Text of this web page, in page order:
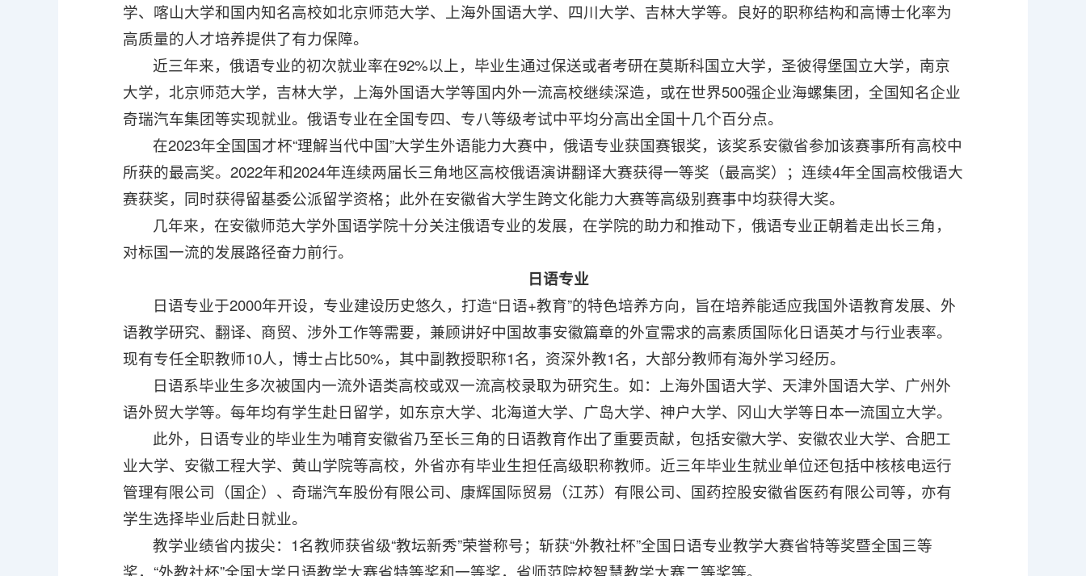
学、喀山大学和国内知名高校如北京师范大学、上海外国语大学、四川大学、吉林大学等。良好的职称结构和高博士化率为
高质量的人才培养提供了有力保障。
近三年来，俄语专业的初次就业率在92%以上，毕业生通过保送或者考研在莫斯科国立大学，圣彼得堡国立大学，南京
大学，北京师范大学，吉林大学，上海外国语大学等国内外一流高校继续深造，或在世界500强企业海螺集团，全国知名企业
奇瑞汽车集团等实现就业。俄语专业在全国专四、专八等级考试中平均分高出全国十几个百分点。
在2023年全国国才杯“理解当代中国”大学生外语能力大赛中，俄语专业获国赛银奖，该奖系安徽省参加该赛事所有高校中
所获的最高奖。2022年和2024年连续两届长三角地区高校俄语演讲翻译大赛获得一等奖（最高奖）；连续4年全国高校俄语大
赛获奖，同时获得留基委公派留学资格；此外在安徽省大学生跨文化能力大赛等高级别赛事中均获得大奖。
几年来，在安徽师范大学外国语学院十分关注俄语专业的发展，在学院的助力和推动下，俄语专业正朝着走出长三角，
对标国一流的发展路径奋力前行。
日语专业
日语专业于2000年开设，专业建设历史悠久，打造“日语+教育”的特色培养方向，旨在培养能适应我国外语教育发展、外
语教学研究、翻译、商贸、涉外工作等需要，兼顾讲好中国故事安徽篇章的外宣需求的高素质国际化日语英才与行业表率。
现有专任全职教师10人，博士占比50%，其中副教授职称1名，资深外教1名，大部分教师有海外学习经历。
日语系毕业生多次被国内一流外语类高校或双一流高校录取为研究生。如：上海外国语大学、天津外国语大学、广州外
语外贸大学等。每年均有学生赴日留学，如东京大学、北海道大学、广岛大学、神户大学、冈山大学等日本一流国立大学。
此外，日语专业的毕业生为哺育安徽省乃至长三角的日语教育作出了重要贡献，包括安徽大学、安徽农业大学、合肥工
业大学、安徽工程大学、黄山学院等高校，外省亦有毕业生担任高级职称教师。近三年毕业生就业单位还包括中核核电运行
管理有限公司（国企）、奇瑞汽车股份有限公司、康辉国际贸易（江苏）有限公司、国药控股安徽省医药有限公司等，亦有
学生选择毕业后赴日就业。
教学业绩省内拔尖：1名教师获省级“教坛新秀”荣誉称号；斩获“外教社杯”全国日语专业教学大赛省特等奖暨全国三等
奖，“外教社杯”全国大学日语教学大赛省特等奖和一等奖，省师范院校智慧教学大赛二等奖等。